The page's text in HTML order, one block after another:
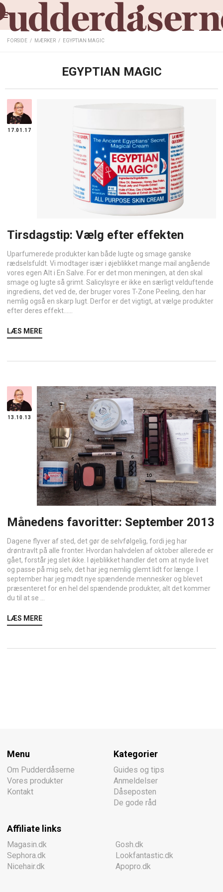
FORSIDE / MÆRKER / EGYPTIAN MAGIC
EGYPTIAN MAGIC
17.01.17
Tirsdagstip: Vælg efter effekten
Uparfumerede produkter kan både lugte og smage ganske
rædselsfuldt. Vi modtager især i øjeblikket mange mail angående
vores egen Alt i En Salve. For er det mon meningen, at den skal
smage og lugte så grimt. Salicylsyre er ikke en særligt velduftende
ingrediens, det ved de, der bruger vores T-Zone Peeling, den har
nemlig også en skarp lugt. Derfor er det vigtigt, at vælge produkter
efter deres effekt…...
LÆS MERE
13.10.13
Månedens favoritter: September 2013
Dagene flyver af sted, det gør de selvfølgelig, fordi jeg har
drøntravlt på alle fronter. Hvordan halvdelen af oktober allerede er
gået, forstår jeg slet ikke. I øjeblikket handler det om at nyde livet
og passe på mig selv, det har jeg nemlig glemt lidt for længe. I
september har jeg mødt nye spændende mennesker og blevet
præsenteret for en hel del spændende produkter, alt det kommer
du til at se ...
LÆS MERE
Menu
Om Pudderdåserne
Vores produkter
Kontakt
Kategorier
Guides og tips
Anmeldelser
Dåseposten
De gode råd
Affiliate links
Magasin.dk
Sephora.dk
Nicehair.dk
Gosh.dk
Lookfantastic.dk
Apopro.dk